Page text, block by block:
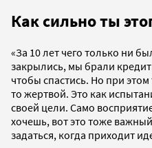
Как сильно ты
«За 10 лет чего только ни
закрылись, мы брали
чтобы спастись. Но при
то жертвой. Это как
своей цели. Само
хочешь, вот это тоже
задаться, когда приходит